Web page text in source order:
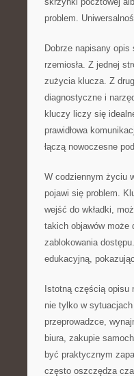
problem.
Dobrze napisany
rzemiosła. Z jednej
zużycia klucza. Z
diagnostyczne i
kluczy liczy się
prawidłowa
łączą nowoczesne
W codziennym życiu
pojawi się problem.
wejść do wkładki,
takich objawów może
zablokowania
edukacyjną,
Istotną częścią opisu
nie tylko w
przeprowadzce,
biura, zakupie
być praktycznym
często oszczędza